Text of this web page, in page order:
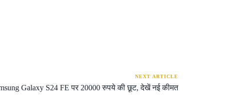
NEXT ARTICLE
Galaxy S24 FE पर 20000 रुपये की छूट, देखें नई कीमत